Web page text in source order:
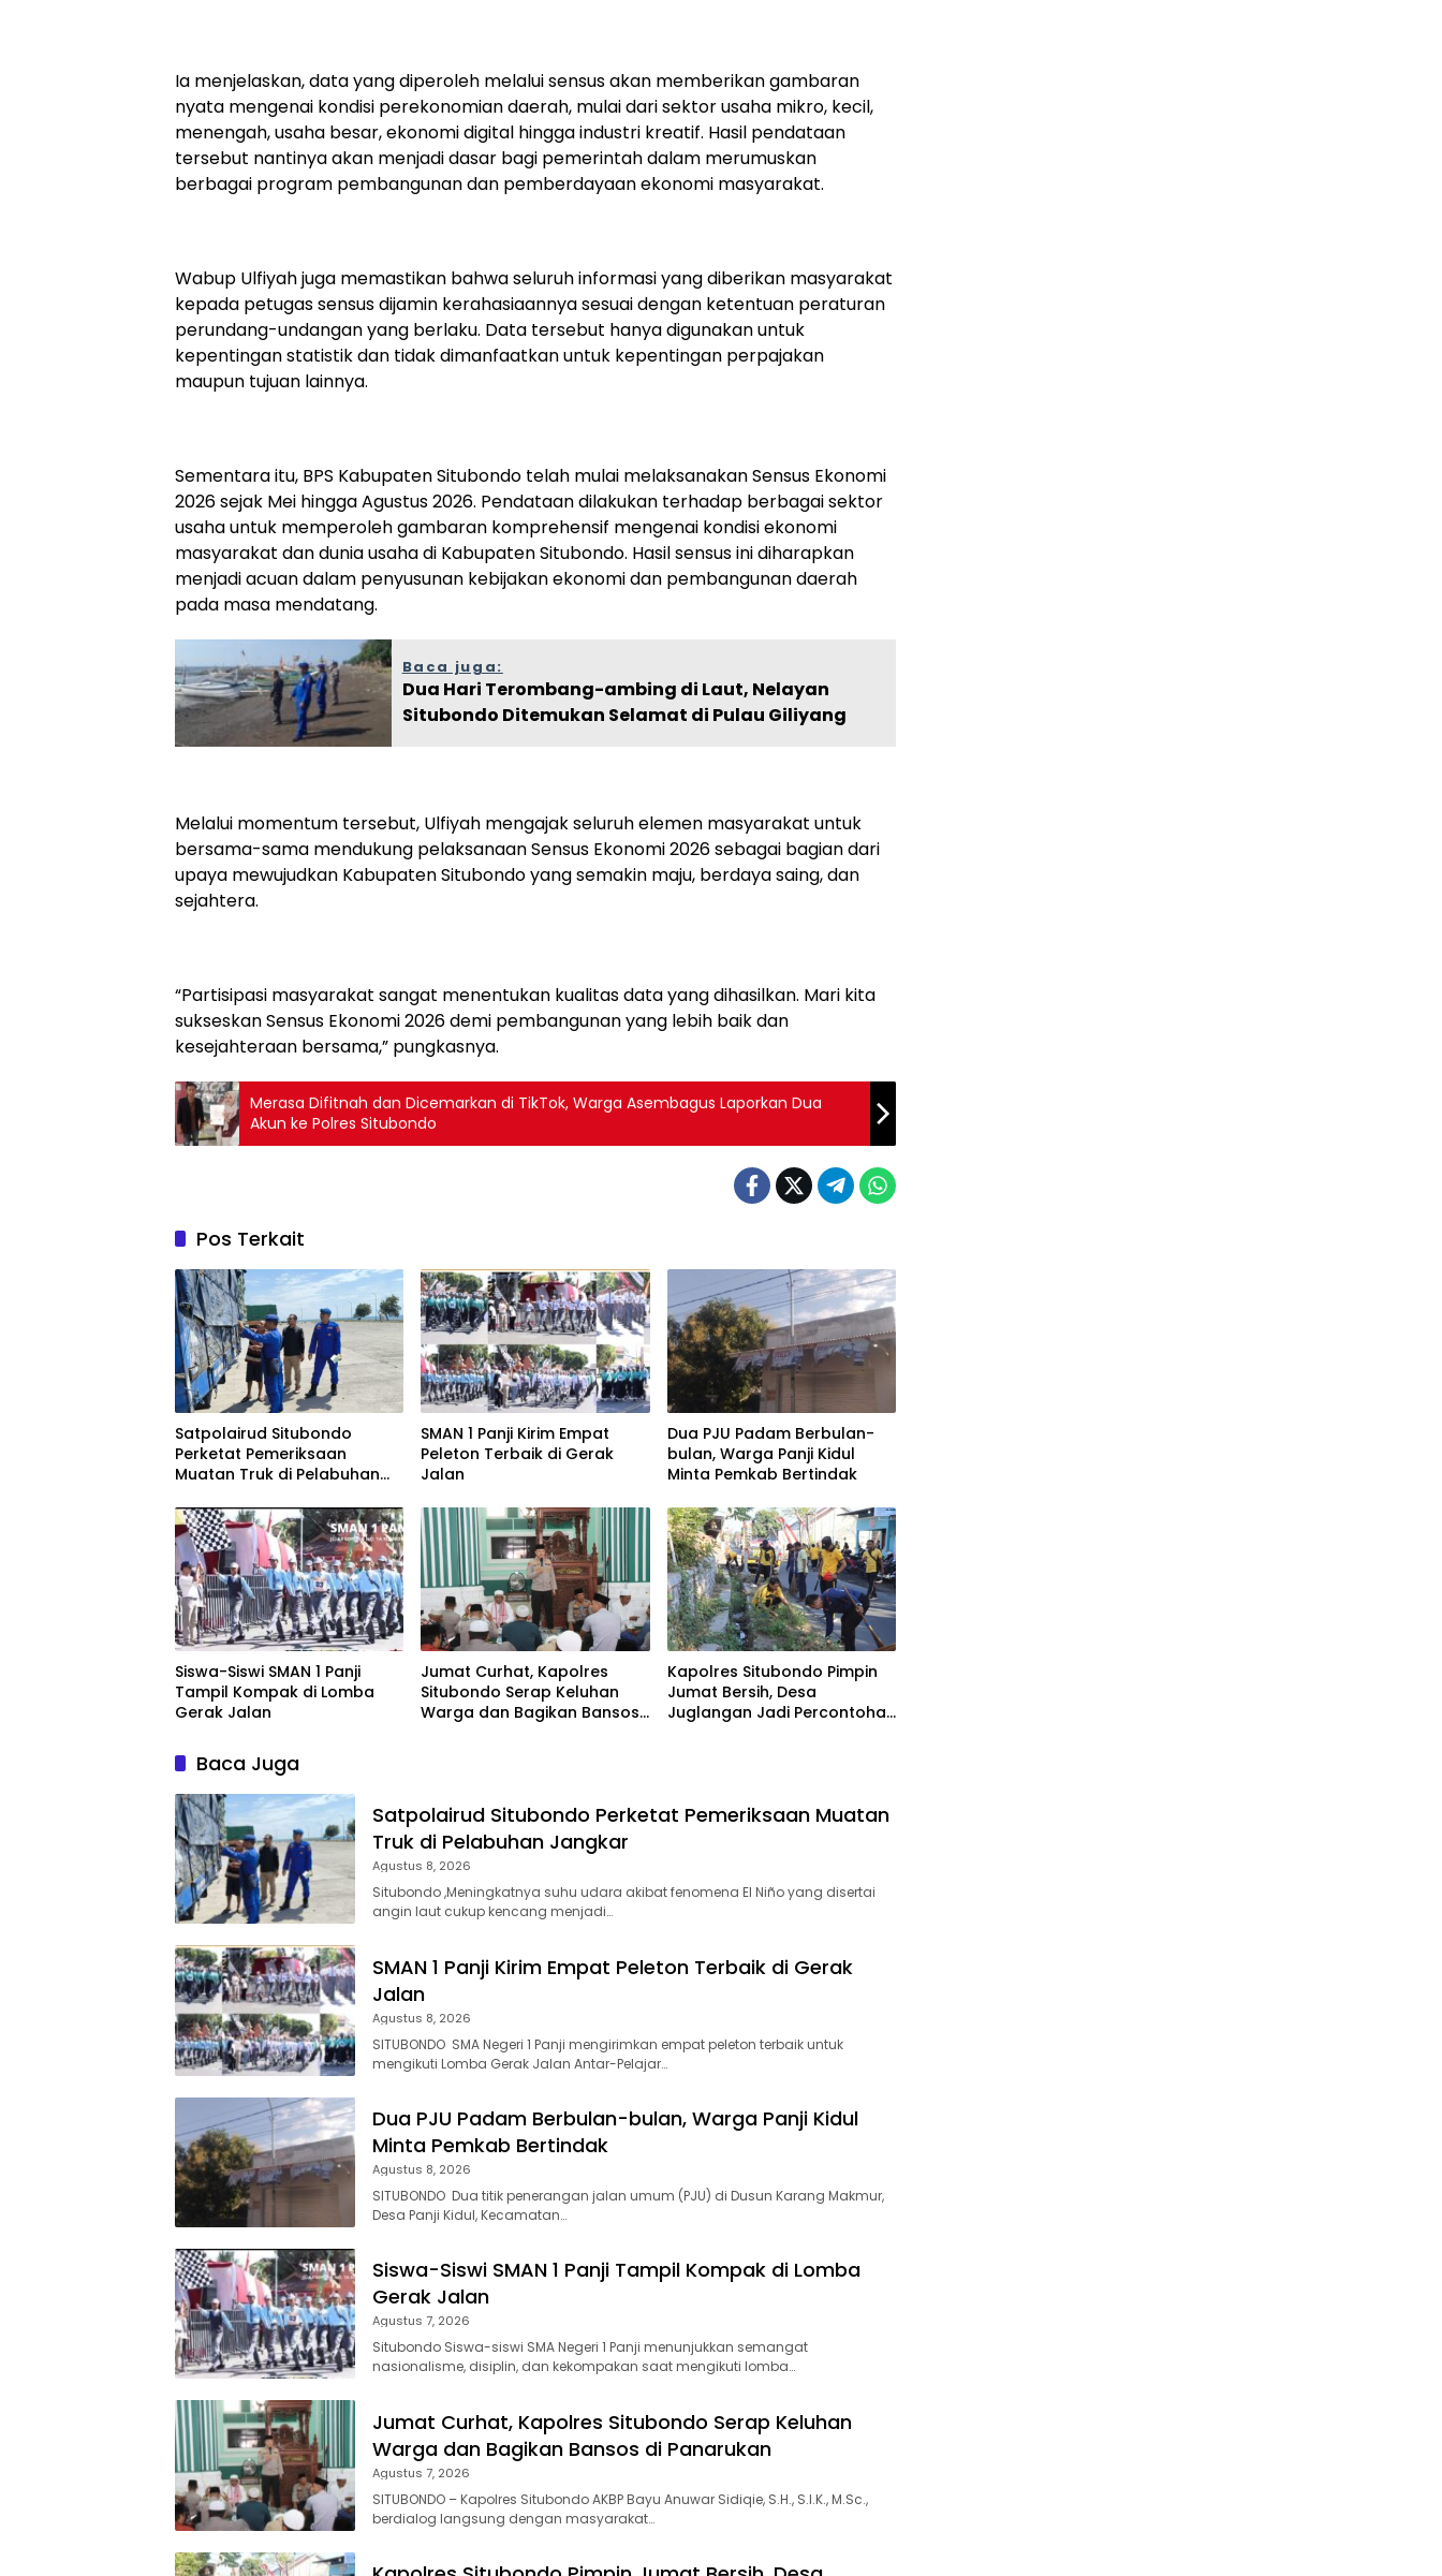
Ia menjelaskan, data yang diperoleh melalui sensus akan memberikan gambaran
nyata mengenai kondisi perekonomian daerah, mulai dari sektor usaha mikro, kecil,
menengah, usaha besar, ekonomi digital hingga industri kreatif. Hasil pendataan
tersebut nantinya akan menjadi dasar bagi pemerintah dalam merumuskan
berbagai program pembangunan dan pemberdayaan ekonomi masyarakat.
Wabup Ulfiyah juga memastikan bahwa seluruh informasi yang diberikan masyarakat
kepada petugas sensus dijamin kerahasiaannya sesuai dengan ketentuan peraturan
perundang-undangan yang berlaku. Data tersebut hanya digunakan untuk
kepentingan statistik dan tidak dimanfaatkan untuk kepentingan perpajakan
maupun tujuan lainnya.
Sementara itu, BPS Kabupaten Situbondo telah mulai melaksanakan Sensus Ekonomi
2026 sejak Mei hingga Agustus 2026. Pendataan dilakukan terhadap berbagai sektor
usaha untuk memperoleh gambaran komprehensif mengenai kondisi ekonomi
masyarakat dan dunia usaha di Kabupaten Situbondo. Hasil sensus ini diharapkan
menjadi acuan dalam penyusunan kebijakan ekonomi dan pembangunan daerah
pada masa mendatang.
Baca juga:
Dua Hari Terombang-ambing di Laut, Nelayan
Situbondo Ditemukan Selamat di Pulau Giliyang
Melalui momentum tersebut, Ulfiyah mengajak seluruh elemen masyarakat untuk
bersama-sama mendukung pelaksanaan Sensus Ekonomi 2026 sebagai bagian dari
upaya mewujudkan Kabupaten Situbondo yang semakin maju, berdaya saing, dan
sejahtera.
“Partisipasi masyarakat sangat menentukan kualitas data yang dihasilkan. Mari kita
sukseskan Sensus Ekonomi 2026 demi pembangunan yang lebih baik dan
kesejahteraan bersama,” pungkasnya.
Merasa Difitnah dan Dicemarkan di TikTok, Warga Asembagus Laporkan Dua
Akun ke Polres Situbondo
Pos Terkait
Satpolairud Situbondo
Perketat Pemeriksaan
Muatan Truk di Pelabuhan
SMAN 1 Panji Kirim Empat
Peleton Terbaik di Gerak
Jalan
Dua PJU Padam Berbulan-
bulan, Warga Panji Kidul
Minta Pemkab Bertindak
Siswa-Siswi SMAN 1 Panji
Tampil Kompak di Lomba
Gerak Jalan
Jumat Curhat, Kapolres
Situbondo Serap Keluhan
Warga dan Bagikan Bansos
Kapolres Situbondo Pimpin
Jumat Bersih, Desa
Juglangan Jadi Percontohan
Baca Juga
Satpolairud Situbondo Perketat Pemeriksaan Muatan
Truk di Pelabuhan Jangkar
Agustus 8, 2026
Situbondo ,Meningkatnya suhu udara akibat fenomena El Niño yang disertai
angin laut cukup kencang menjadi…
SMAN 1 Panji Kirim Empat Peleton Terbaik di Gerak
Jalan
Agustus 8, 2026
SITUBONDO SMA Negeri 1 Panji mengirimkan empat peleton terbaik untuk
mengikuti Lomba Gerak Jalan Antar-Pelajar…
Dua PJU Padam Berbulan-bulan, Warga Panji Kidul
Minta Pemkab Bertindak
Agustus 8, 2026
SITUBONDO Dua titik penerangan jalan umum (PJU) di Dusun Karang Makmur,
Desa Panji Kidul, Kecamatan…
Siswa-Siswi SMAN 1 Panji Tampil Kompak di Lomba
Gerak Jalan
Agustus 7, 2026
Situbondo Siswa-siswi SMA Negeri 1 Panji menunjukkan semangat
nasionalisme, disiplin, dan kekompakan saat mengikuti lomba…
Jumat Curhat, Kapolres Situbondo Serap Keluhan
Warga dan Bagikan Bansos di Panarukan
Agustus 7, 2026
SITUBONDO – Kapolres Situbondo AKBP Bayu Anuwar Sidiqie, S.H., S.I.K., M.Sc.,
berdialog langsung dengan masyarakat…